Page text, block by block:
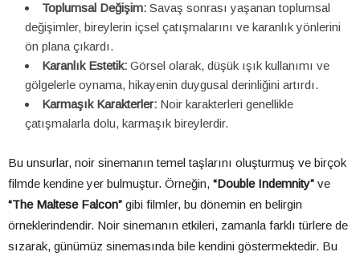
Toplumsal Değişim: Savaş sonrası yaşanan toplumsal
değişimler, bireylerin içsel çatışmalarını ve karanlık yönlerini
ön plana çıkardı.
Karanlık Estetik: Görsel olarak, düşük ışık kullanımı ve
gölgelerle oynama, hikayenin duygusal derinliğini artırdı.
Karmaşık Karakterler: Noir karakterleri genellikle
çatışmalarla dolu, karmaşık bireylerdir.
Bu unsurlar, noir sinemanın temel taşlarını oluşturmuş ve birçok
filmde kendine yer bulmuştur. Örneğin, “Double Indemnity” ve
“The Maltese Falcon” gibi filmler, bu dönemin en belirgin
örneklerindendir. Noir sinemanın etkileri, zamanla farklı türlere de
sızarak, günümüz sinemasında bile kendini göstermektedir. Bu